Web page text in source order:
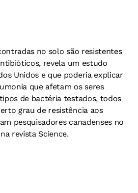
no solo são resistentes
revela um estudo
Unidos e que poderia explicar
que afetam os seres
de bactéria testados, todos
grau de resistência aos
pesquisadores canadenses no
revista Science.